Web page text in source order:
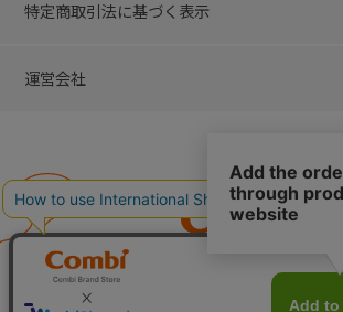
特定商取引法に基づく表示
運営会社
子育てに、イノベーション
ベビー用品のコンビ株式会